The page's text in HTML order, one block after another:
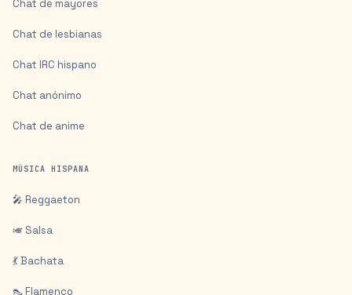
Chat de mayores
Chat de lesbianas
Chat IRC hispano
Chat anónimo
Chat de anime
MÚSICA HISPANA
🎤 Reggaeton
🎺 Salsa
💃 Bachata
👠 Flamenco